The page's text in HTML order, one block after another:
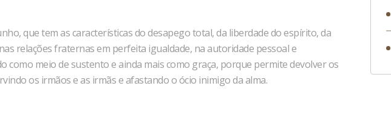
que tem as características do desapego total, da liberdade do espírito, da
relações fraternas em perfeita igualdade, na autoridade pessoal e
como meio de sustento e ainda mais como graça, porque permite devolver os
os irmãos e as irmãs e afastando o ócio inimigo da alma.